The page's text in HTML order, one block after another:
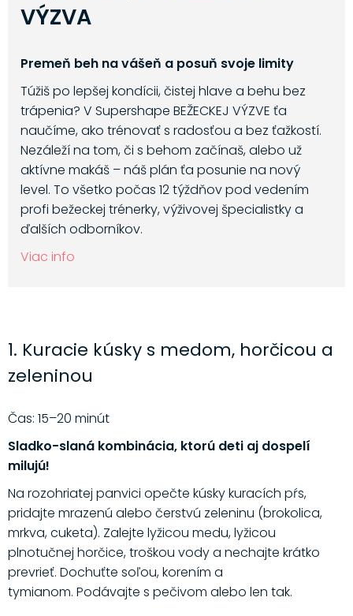
VÝZVA
Premeň beh na vášeň a posuň svoje limity
Túžiš po lepšej kondícii, čistej hlave a behu bez
trápenia? V Supershape BEŽECKEJ VÝZVE ťa
naučíme, ako trénovať s radosťou a bez ťažkostí.
Nezáleží na tom, či s behom začínaš, alebo už
aktívne makáš – náš plán ťa posunie na nový
level. To všetko počas 12 týždňov pod vedením
profi bežeckej trénerky, výživovej špecialistky a
ďalších odborníkov.
Viac info
1. Kuracie kúsky s medom, horčicou a
zeleninou
Čas: 15–20 minút
Sladko-slaná kombinácia, ktorú deti aj dospelí
milujú!
Na rozohriatej panvici opečte kúsky kuracích pŕs,
pridajte mrazenú alebo čerstvú zeleninu (brokolica,
mrkva, cuketa). Zalejte lyžicou medu, lyžicou
plnotučnej horčice, troškou vody a nechajte krátko
prevrieť. Dochuťte soľou, korením a
tymianom. Podávajte s pečivom alebo len tak.